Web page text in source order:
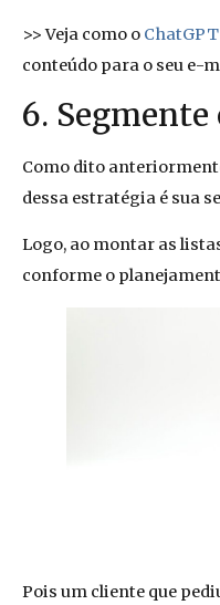
>> Veja como o ChatGPT
conteúdo para o seu e-
6.
Como dito
dessa estratégia é sua
Logo, ao montar as
conforme o
Pois um cliente que